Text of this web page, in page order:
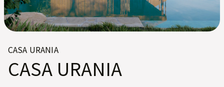
CASA URANIA
CASA URANIA